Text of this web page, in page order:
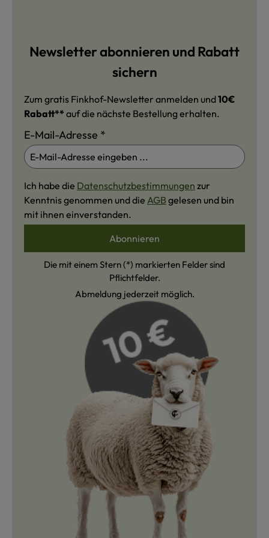
Newsletter abonnieren und Rabatt
sichern
Zum gratis Finkhof-Newsletter anmelden und10€
Rabatt** auf die nächste Bestellung erhalten.
E-Mail-Adresse *
Ich habe die Datenschutzbestimmungen zur
Kenntnis genommen und die AGB gelesen und bin
mit ihnen einverstanden.
Abonnieren
Die mit einem Stern (*) markierten Felder sind
Pflichtfelder.
Abmeldung jederzeit möglich.